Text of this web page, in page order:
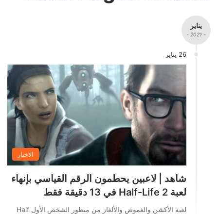
يناير
- 2021 -
26 يناير
الاخبار
شاهد | لاعبين يحطمون الرقم القياسي بإنهاء
لعبة Half-Life 2 في 13 دقيقة فقط
لعبة الأكشن والغموض والألغاز من منطور الشخص الأول Half